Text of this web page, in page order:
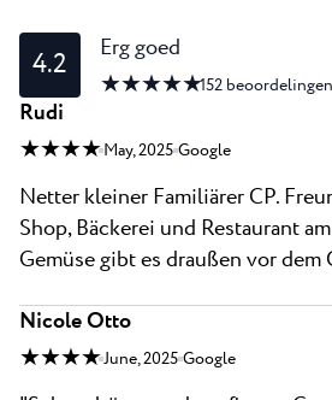
4.2 Erg goed
★ ★ ★ ★ ★152 beoordelingen
Rudi
★ ★ ★ ★ May, 2025 Google
Netter kleiner Familiärer CP.
Shop, Bäckerei und Restaurant
Gemüse gibt es draußen vor dem
Nicole Otto
★ ★ ★ ★ June, 2025 Google